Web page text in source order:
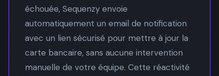
échouée, Sequenzy envoie
automatiquement un email de notification
avec un lien sécurisé pour mettre à jour la
carte bancaire, sans aucune intervention
manuelle de votre équipe. Cette réactivité